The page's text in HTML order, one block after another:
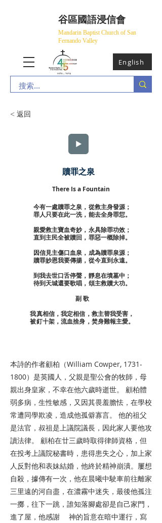
​谷區國語浸信會
Mandarin Baptist Church of San
Fernando Valley
English
< 返回
贖罪之泉
There Is a Fountain
今有一處贖罪之泉，從救主身發源；
罪人只要在此一洗，能去全身罪愆。
親愛救主寶血奇妙，永具除罪功效；
直到主民全被贖回，罪惡一概除掉。
因信見主傷口血泉，成為贖罪泉源；
贖罪妙恩我要傳揚，從今直到永遠。
到我去世口舌停聲，靜息在墳墓中；
待到天城還要歌唱，頌主救贖大功。
副 歌
我真相信，我定相信，救主替我受害，
被釘十架，流血捨身，焚身難報主愛。
本詩的作者顧柏（William Cowper, 1731-
1800）是英國人，父親是聖公會的牧師，母
親出身皇家，不幸在他六歲時逝世。 顧柏體
弱多病，生性敏感，又因其畏羞膽怯，在學校
常遭同學欺凌，造成他孤僻寡言。 他的祖父
是法官，叔祖是上議院議長，因此家人要他攻
讀法律。 顧柏在廿三歲時取得律師資格，但
在投考上議院秘書時，患得患失之心，加上家
人反對他和表妹結婚，他終於精神崩潰。屢想
自殺，據傳有一次，他在晨曦中駛車前往離家
三里遠的河自盡，在濃霧中迷失，最後他孤注
一擲，往下一跳，誰知落腳處卻是自己家門，
進了屋，他感謝 神的旨意在暗中運行，寫